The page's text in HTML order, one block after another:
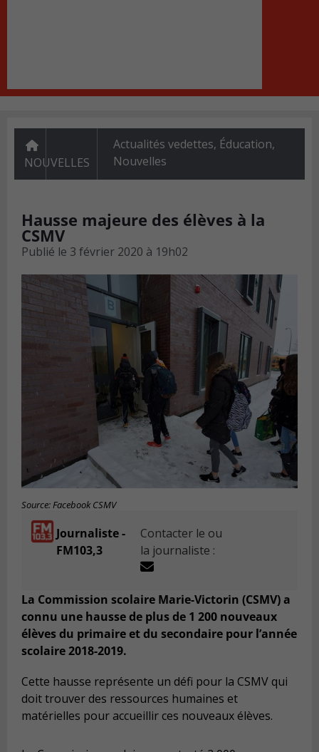
NOUVELLES
Actualités vedettes, Éducation,
Nouvelles
Hausse majeure des élèves à la
CSMV
Publié le 3 février 2020 à 19h02
Source: Facebook CSMV
Journaliste -
FM103,3
Contacter le ou
la journaliste :
La Commission scolaire Marie-Victorin (CSMV) a
connu une hausse de plus de 1 200 nouveaux
élèves du primaire et du secondaire pour l’année
scolaire 2018-2019.
Cette hausse représente un défi pour la CSMV qui
doit trouver des ressources humaines et
matérielles pour accueillir ces nouveaux élèves.